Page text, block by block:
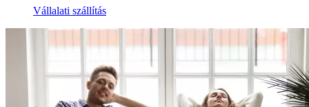
Vállalati szállítás